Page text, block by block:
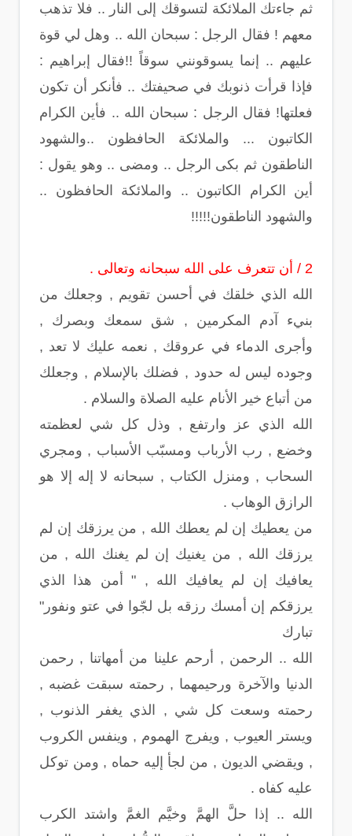
ثم جاءتك الملائكة لتسوقك إلى النار .. فلا تذهب
معهم ! فقال الرجل : سبحان الله .. وهل لي قوة
عليهم .. إنما يسوقونني سوقاً !!فقال إبراهيم :
فإذا قرأت ذنوبك في صحيفتك .. فأنكر أن تكون
فعلتها! فقال الرجل : سبحان الله .. فأين الكرام
الكاتبون ... والملائكة الحافظون ..والشهود
الناطقون ثم بكى الرجل .. ومضى .. وهو يقول :
أين الكرام الكاتبون .. والملائكة الحافظون ..
والشهود الناطقون!!!!!
2 / أن تتعرف على الله سبحانه وتعالى .
الله الذي خلقك في أحسن تقويم , وجعلك من
بنيء آدم المكرمين , شق سمعك وبصرك ,
وأجرى الدماء في عروقك , نعمه عليك لا تعد ,
وجوده ليس له حدود , فضلك بالإسلام , وجعلك
من أتباع خير الأنام عليه الصلاة والسلام .
الله الذي عز وارتفع , وذل كل شي لعظمته
وخضع , رب الأرباب ومسبّب الأسباب , ومجري
السحاب , ومنزل الكتاب , سبحانه لا إله إلا هو
الرازق الوهاب .
من يعطيك إن لم يعطك الله , من يرزقك إن لم
يرزقك الله , من يغنيك إن لم يغنك الله , من
يعافيك إن لم يعافيك الله , " أمن هذا الذي
يرزقكم إن أمسك رزقه بل لجّوا في عتو ونفور"
تبارك
الله .. الرحمن , أرحم علينا من أمهاتنا , رحمن
الدنيا والآخرة ورحيمهما , رحمته سبقت غضبه ,
رحمته وسعت كل شي , الذي يغفر الذنوب ,
ويستر العيوب , ويفرج الهموم , وينفس الكروب
, ويقضي الديون , من لجأ إليه حماه , ومن توكل
عليه كفاه .
الله .. إذا حلَّ الهمَّ وخيَّم الغمَّ واشتد الكرب